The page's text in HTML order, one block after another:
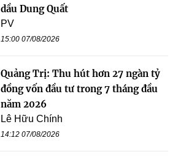
dầu Dung Quất
PV
15:00 07/08/2026
Quảng Trị: Thu hút hơn 27 ngàn tỷ
đồng vốn đầu tư trong 7 tháng đầu
năm 2026
Lê Hữu Chính
14:12 07/08/2026